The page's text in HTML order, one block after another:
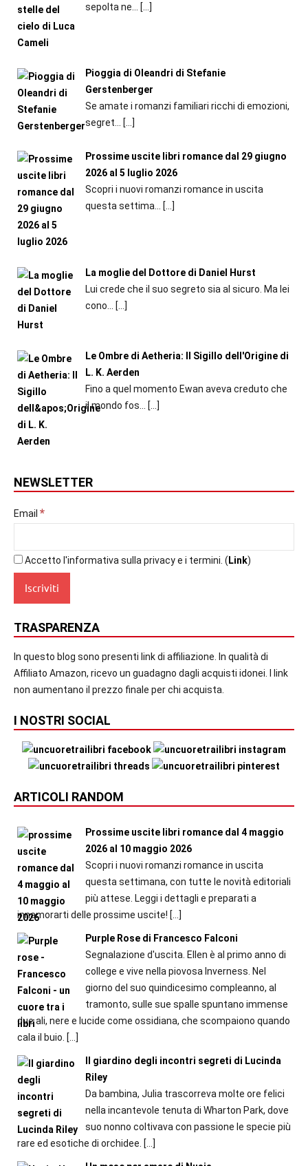
sepolta ne...
[…]
Pioggia di Oleandri di Stefanie
Gerstenberger
Se amate i romanzi familiari ricchi di emozioni,
segret... […]
Prossime uscite libri romance dal 29 giugno
2026 al 5 luglio 2026
Scopri i nuovi romanzi romance in uscita
questa settima...
[…]
La moglie del Dottore di Daniel Hurst
Lui crede che il suo segreto sia al sicuro. Ma lei
cono...
[…]
Le Ombre di Aetheria: Il Sigillo dell'Origine di
L. K. Aerden
Fino a quel momento Ewan aveva creduto che
il mondo fos...
[…]
NEWSLETTER
Email *
Accetto l'informativa sulla privacy e i termini. ( Link)
TRASPARENZA
In questo blog sono presenti link di affiliazione. In qualità di
Affiliato Amazon, ricevo un guadagno dagli acquisti idonei. I link
non aumentano il prezzo finale per chi acquista.
I NOSTRI SOCIAL
ARTICOLI RANDOM
Prossime uscite libri romance dal 4 maggio
2026 al 10 maggio 2026
Scopri i nuovi romanzi romance in uscita
questa settimana, con tutte le novità editoriali
più attese. Leggi i dettagli e preparati a
innamorarti delle prossime uscite! […]
Purple Rose di Francesco Falconi
Segnalazione d'uscita. Ellen è al primo anno di
college e vive nella piovosa Inverness. Nel
giorno del suo quindicesimo compleanno, al
tramonto, sulle sue spalle spuntano immense
due ali, nere e lucide come ossidiana, che scompaiono quando
cala il buio. […]
Il giardino degli incontri segreti di Lucinda
Riley
Da bambina, Julia trascorreva molte ore felici
nella incantevole tenuta di Wharton Park, dove
suo nonno coltivava con passione le specie più
rare ed esotiche di orchidee. […]